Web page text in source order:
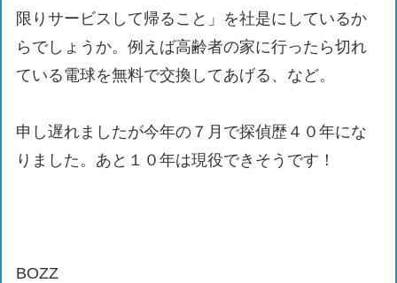
限りサービスして帰ること」を社是にしているか
らでしょうか。例えば高齢者の家に行ったら切れ
ている電球を無料で交換してあげる、など。
申し遅れましたが今年の７月で探偵歴４０年にな
りました。あと１０年は現役できそうです！
BOZZ